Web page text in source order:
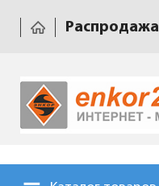
Распродажа